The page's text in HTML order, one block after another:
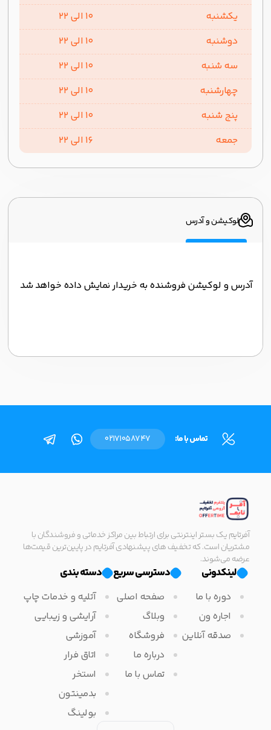
یکشنبه
10 الی 22
دوشنبه
10 الی 22
سه شنبه
10 الی 22
چهارشنبه
10 الی 22
پنج شنبه
10 الی 22
جمعه
16 الی 22
لوکیشن و آدرس
آدرس و لوکیشن فروشنده به خریدار نمایش داده خواهد شد
تماس با ما: 02171058747
آفرتایم یک بستر اینترنتی برای ارتباط بین مراکز خدماتی و فروشندگان با
مشتریان است. که تخفیف های پیشنهادی آفرتایم در پایین‌ترین قیمت‌ها
عرضه می‌شوند.
لینکدونی
دوره با ما
اجاره ون
صدقه آنلاین
دسترسی سریع
صفحه اصلی
وبلاگ
فروشگاه
درباره ما
تماس با ما
دسته بندی
آتلیه و خدمات چاپ
آرایشی و زیبایی
آموزشی
اتاق فرار
استخر
بدمینتون
بولینگ